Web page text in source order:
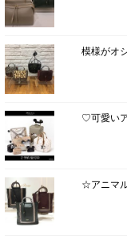
模様がオ
♡可愛い
☆アニマ